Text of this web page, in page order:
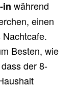
in während
einen
Besten, wie
der 8-